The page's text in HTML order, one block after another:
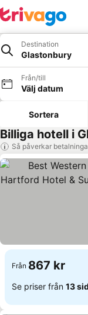
Destination
Glastonbury
Från/till
Välj datum
Sortera
Billiga hotell i
Så påverkar
Från 867 kr
Se priser från 13